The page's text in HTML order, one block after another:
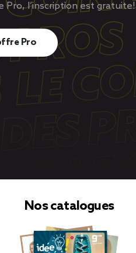
Pro, l’inscription est gratuite!
Pro
Nos catalogues